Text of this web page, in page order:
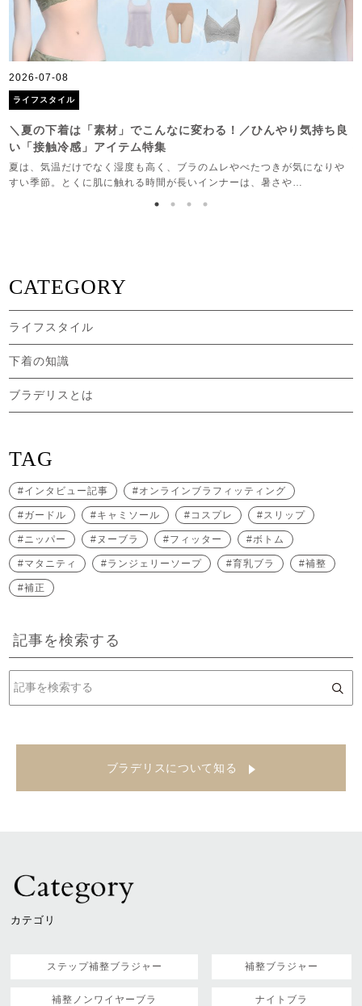
2026-07-08
ライフスタイル
＼夏の下着は「素材」でこんなに変わる！／ひんやり気持ち良
い「接触冷感」アイテム特集
夏は、気温だけでなく湿度も高く、ブラのムレやべたつきが気になりや
すい季節。とくに肌に触れる時間が長いインナーは、暑さや…
CATEGORY
ライフスタイル
下着の知識
ブラデリスとは
TAG
インタビュー記事 オンラインブラフィッティング
ガードル キャミソール コスプレ スリップ
ニッパー ヌーブラ フィッター ボトム
マタニティ ランジェリーソープ 育乳ブラ 補整
補正
記事を検索する
ブラデリスについて知る
カテゴリ
ステップ補整ブラジャー 補整ブラジャー
補整ノンワイヤーブラ ナイトブラ